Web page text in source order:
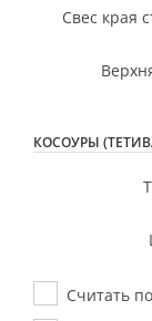
Свес края
КОСОУРЫ
Считать